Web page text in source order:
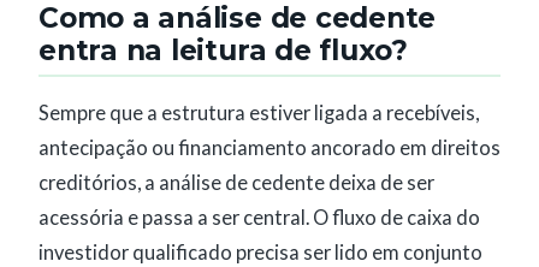
Como a análise de cedente
entra na leitura de fluxo?
Sempre que a estrutura estiver ligada a recebíveis,
antecipação ou financiamento ancorado em direitos
creditórios, a análise de cedente deixa de ser
acessória e passa a ser central. O fluxo de caixa do
investidor qualificado precisa ser lido em conjunto